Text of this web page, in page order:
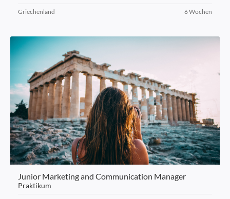
Griechenland 6 Wochen
Junior Marketing and Communication Manager
Praktikum